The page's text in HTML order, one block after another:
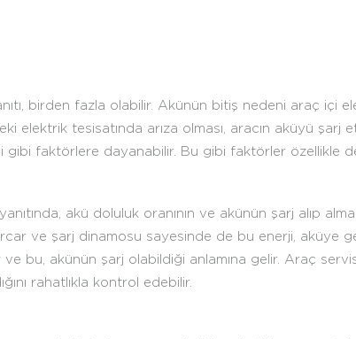
birden fazla olabilir. Akünün bitiş nedeni araç içi
elektrik tesisatında arıza olması, aracın aküyü şarj
gibi faktörlere dayanabilir. Bu gibi faktörler özellikle
akü doluluk oranının ve akünün şarj alıp
ve şarj dinamosu sayesinde de bu enerji, aküye
ve bu, akünün şarj olabildiği anlamına gelir. Araç
rahatlıkla kontrol edebilir.